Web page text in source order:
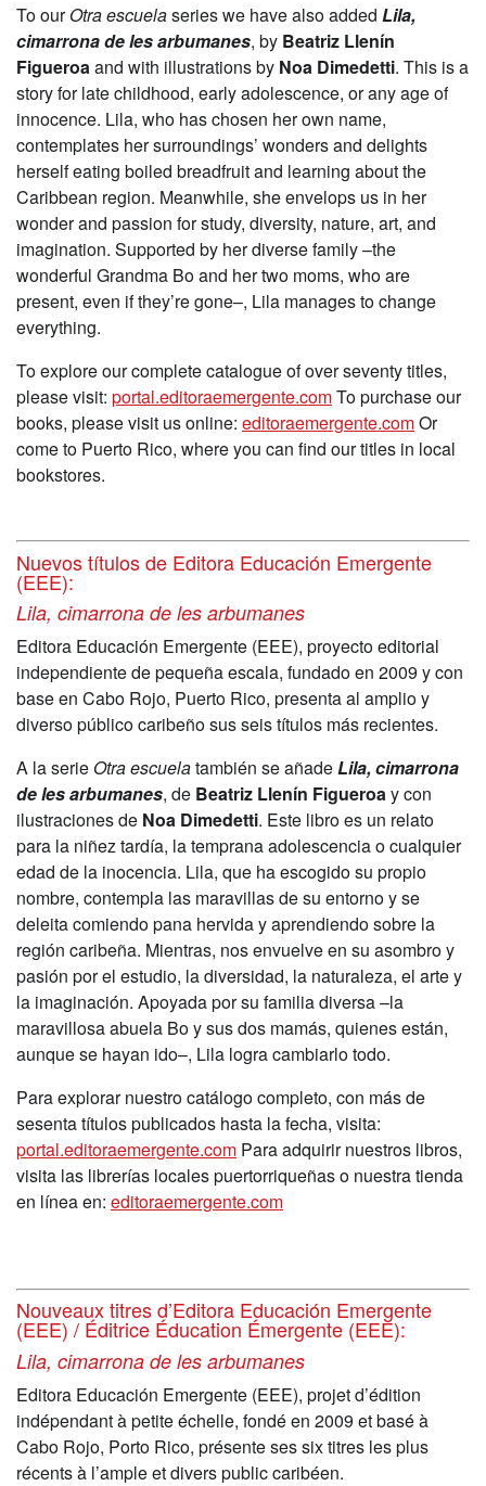
To ourOtra escuelaseries we have also added Lila,
cimarrona de les arbumanes, by Beatriz Llenín
Figueroaand with illustrations by Noa Dimedetti. This is a
story for late childhood, early adolescence, or any age of
innocence. Lila, who has chosen her own name,
contemplates her surroundings’ wonders and delights
herself eating boiled breadfruit and learning about the
Caribbean region. Meanwhile, she envelops us in her
wonder and passion for study, diversity, nature, art, and
imagination. Supported by her diverse family –the
wonderful Grandma Bo and her two moms, who are
present, even if they’re gone–, Lila manages to change
everything.
To explore our complete catalogue of over seventy titles,
please visit: portal.editoraemergente.comTo purchase our
books, please visit us online: editoraemergente.comOr
come to Puerto Rico, where you can find our titles in local
bookstores.
Nuevos títulos de Editora Educación Emergente
(EEE):
Lila, cimarrona de les arbumanes
Editora Educación Emergente (EEE), proyecto editorial
independiente de pequeña escala, fundado en 2009 y con
base en Cabo Rojo, Puerto Rico, presenta al amplio y
diverso público caribeño sus seis títulos más recientes.
A la serie Otra escuelatambién se añadeLila, cimarrona
de les arbumanes, de Beatriz Llenín Figueroay con
ilustraciones de Noa Dimedetti. Este libro es un relato
para la niñez tardía, la temprana adolescencia o cualquier
edad de la inocencia. Lila, que ha escogido su propio
nombre, contempla las maravillas de su entorno y se
deleita comiendo pana hervida y aprendiendo sobre la
región caribeña. Mientras, nos envuelve en su asombro y
pasión por el estudio, la diversidad, la naturaleza, el arte y
la imaginación. Apoyada por su familia diversa –la
maravillosa abuela Bo y sus dos mamás, quienes están,
aunque se hayan ido–, Lila logra cambiarlo todo.
Para explorar nuestro catálogo completo, con más de
sesenta títulos publicados hasta la fecha, visita:
portal.editoraemergente.com Para adquirir nuestros libros,
visita las librerías locales puertorriqueñas o nuestra tienda
en línea en: editoraemergente.com
Nouveaux titres d’Editora Educación Emergente
(EEE) / Éditrice Éducation Émergente (EEE):
Lila, cimarrona de les arbumanes
Editora Educación Emergente (EEE), projet d’édition
indépendant à petite échelle, fondé en 2009 et basé à
Cabo Rojo, Porto Rico, présente ses six titres les plus
récents à l’ample et divers public caribéen.